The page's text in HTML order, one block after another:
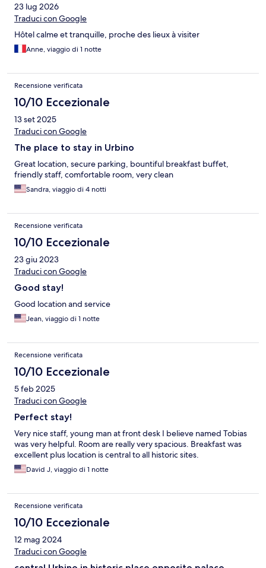
23 lug 2026
Traduci con Google
Hôtel calme et tranquille, proche des lieux à visiter
Anne, viaggio di 1 notte
Recensione verificata
10/10 Eccezionale
13 set 2025
Traduci con Google
The place to stay in Urbino
Great location, secure parking, bountiful breakfast buffet,
friendly staff, comfortable room, very clean
Sandra, viaggio di 4 notti
Recensione verificata
10/10 Eccezionale
23 giu 2023
Traduci con Google
Good stay!
Good location and service
Jean, viaggio di 1 notte
Recensione verificata
10/10 Eccezionale
5 feb 2025
Traduci con Google
Perfect stay!
Very nice staff, young man at front desk I believe named Tobias
was very helpful. Room are really very spacious. Breakfast was
excellent plus location is central to all historic sites.
David J, viaggio di 1 notte
Recensione verificata
10/10 Eccezionale
12 mag 2024
Traduci con Google